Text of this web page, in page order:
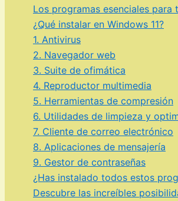
Los programas esenciales para
¿Qué instalar en Windows 11?
1. Antivirus
2. Navegador web
3. Suite de ofimática
4. Reproductor multimedia
5. Herramientas de compresión
6. Utilidades de limpieza y
7. Cliente de correo electrónico
8. Aplicaciones de mensajería
9. Gestor de contraseñas
¿Has instalado todos estos
Descubre las increíbles